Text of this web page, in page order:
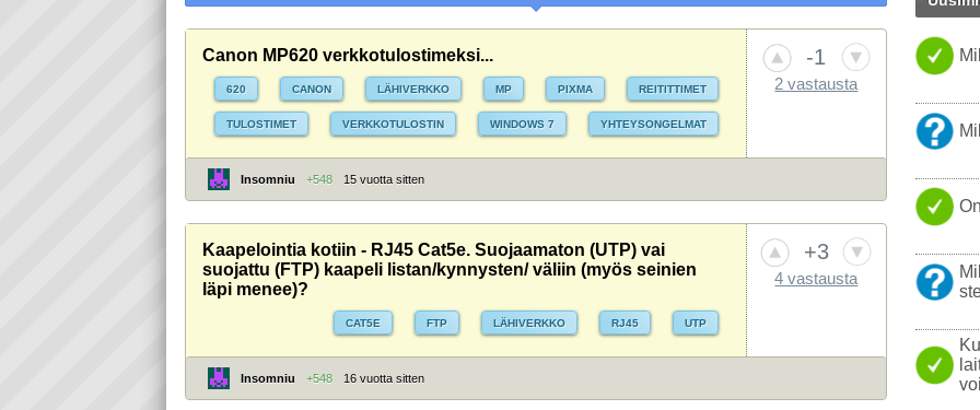
Canon MP620 verkkotulostimeksi...
620 CANON LÄHIVERKKO MP PIXMA REITITTIMET
TULOSTIMET VERKKOTULOSTIN WINDOWS 7 YHTEYSONGELMAT
-1
2 vastausta
Insomniu +548 15 vuotta sitten
Kaapelointia kotiin - RJ45 Cat5e. Suojaamaton (UTP) vai
suojattu (FTP) kaapeli listan/kynnysten/ väliin (myös seinien
läpi menee)?
CAT5E FTP LÄHIVERKKO RJ45 UTP
+3
4 vastausta
Insomniu +548 16 vuotta sitten
NOKIA
USB
LINUX